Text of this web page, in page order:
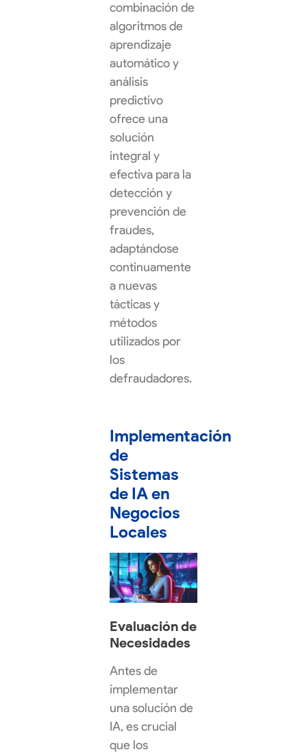
combinación de
algoritmos de
aprendizaje
automático y
análisis
predictivo
ofrece una
solución
integral y
efectiva para la
detección y
prevención de
fraudes,
adaptándose
continuamente
a nuevas
tácticas y
métodos
utilizados por
los
defraudadores.
Implementación
de
Sistemas
de IA en
Negocios
Locales
Evaluación de
Necesidades
Antes de
implementar
una solución de
IA, es crucial
que los